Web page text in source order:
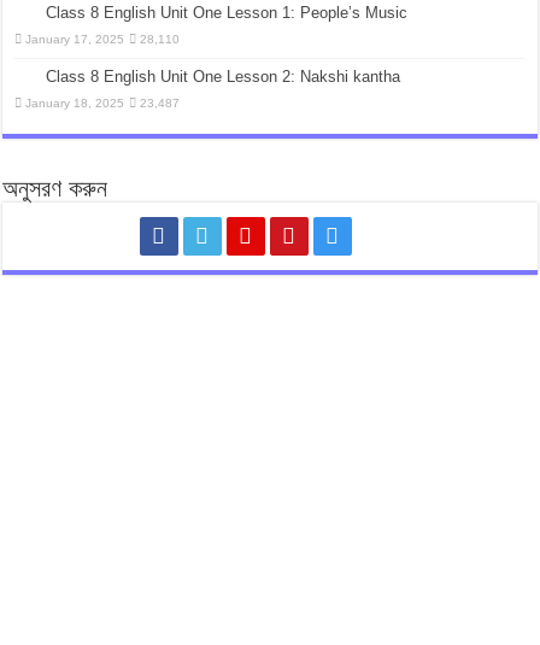
Class 8 English Unit One Lesson 1: People’s Music
January 17, 2025 28,110
Class 8 English Unit One Lesson 2: Nakshi kantha
January 18, 2025 23,487
অনুসরণ করুন